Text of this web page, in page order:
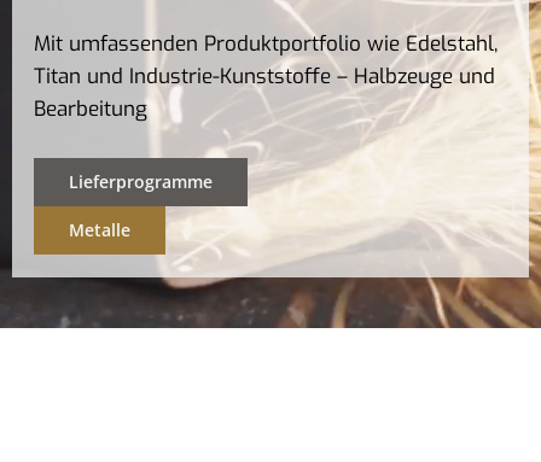
Mit umfassenden Produktportfolio wie Edelstahl,
Titan und Industrie-Kunststoffe – Halbzeuge und
Bearbeitung
Lieferprogramme
Metalle